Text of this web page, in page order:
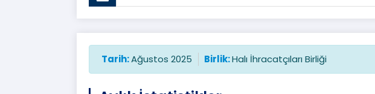
Tarih:Ağustos 2025 Birlik:Halı İhracatçıları Birliği